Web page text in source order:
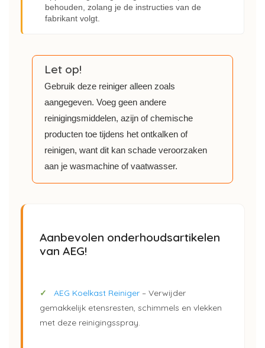
behouden, zolang je de instructies van de
fabrikant volgt.
Let op!
Gebruik deze reiniger alleen zoals
aangegeven. Voeg geen andere
reinigingsmiddelen, azijn of chemische
producten toe tijdens het ontkalken of
reinigen, want dit kan schade veroorzaken
aan je wasmachine of vaatwasser.
Aanbevolen onderhoudsartikelen
van AEG!
✓ AEG Koelkast Reiniger – Verwijder
gemakkelijk etensresten, schimmels en vlekken
met deze reinigingsspray.